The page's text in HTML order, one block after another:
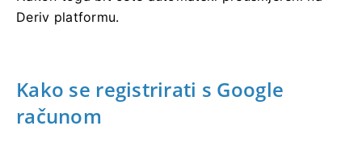
Deriv platformu.
Kako se registrirati s Google
računom